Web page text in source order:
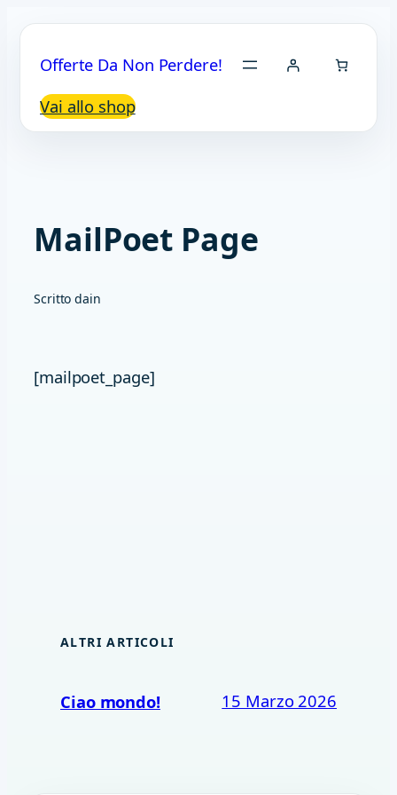
contenuto
Offerte Da Non Perdere!
Vai allo shop
MailPoet Page
Scritto dain
[mailpoet_page]
ALTRI ARTICOLI
Ciao mondo! 15 Marzo 2026